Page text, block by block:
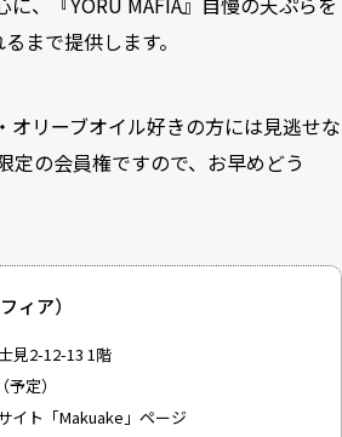
まで提供します。
オリーブオイル好きの方には見逃せな
定の会員権ですので、お早めどう
ィア）
見2-12-13 1階
定）
イト「Makuake」ページ